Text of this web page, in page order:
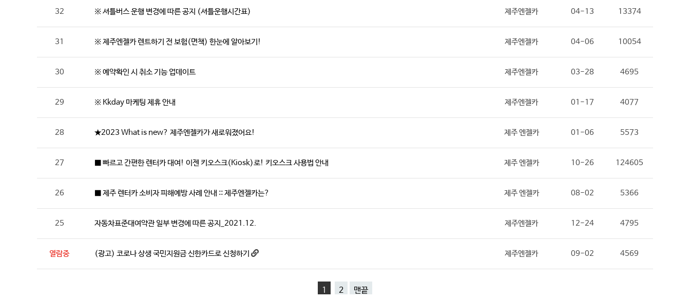
32 ※ 셔틀버스 운행 변경에 따른 공지 (셔틀운행시간표) 제주엔젤카 04-13 13374
31 ※ 제주엔젤카 렌트하기 전 보험(면책) 한눈에 알아보기! 제주엔젤카 04-06 10054
30 ※ 예약확인 시 취소 기능 업데이트 제주엔젤카 03-28 4695
29 ※ Kkday 마케팅 제휴 안내 제주엔젤카 01-17 4077
28 ★2023 What is new? 제주엔젤카가 새로워졌어요! 제주 엔젤카 01-06 5573
27 ■ 빠르고 간편한 렌터카 대여! 이젠 키오스크(Kiosk)로! 키오스크 사용법 안내 제주 엔젤카 10-26 124605
26 ■ 제주 렌터카 소비자 피해예방 사례 안내 :: 제주엔젤카는? 제주 엔젤카 08-02 5366
25 자동차표준대여약관 일부 변경에 따른 공지_2021.12. 제주엔젤카 12-24 4795
열람중 (광고) 코로나 상생 국민지원금 신한카드로 신청하기 제주엔젤카 09-02 4569
1 2 맨끝